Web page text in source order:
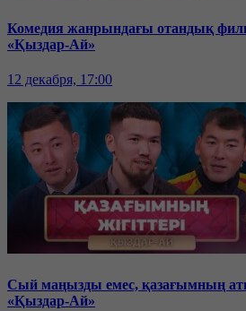
Комедия жанрындағы отандық
«Қыздар-Ай»
12 декабря, 17:00
Сый маңызды емес, қазағымның
«Қыздар-Ай»